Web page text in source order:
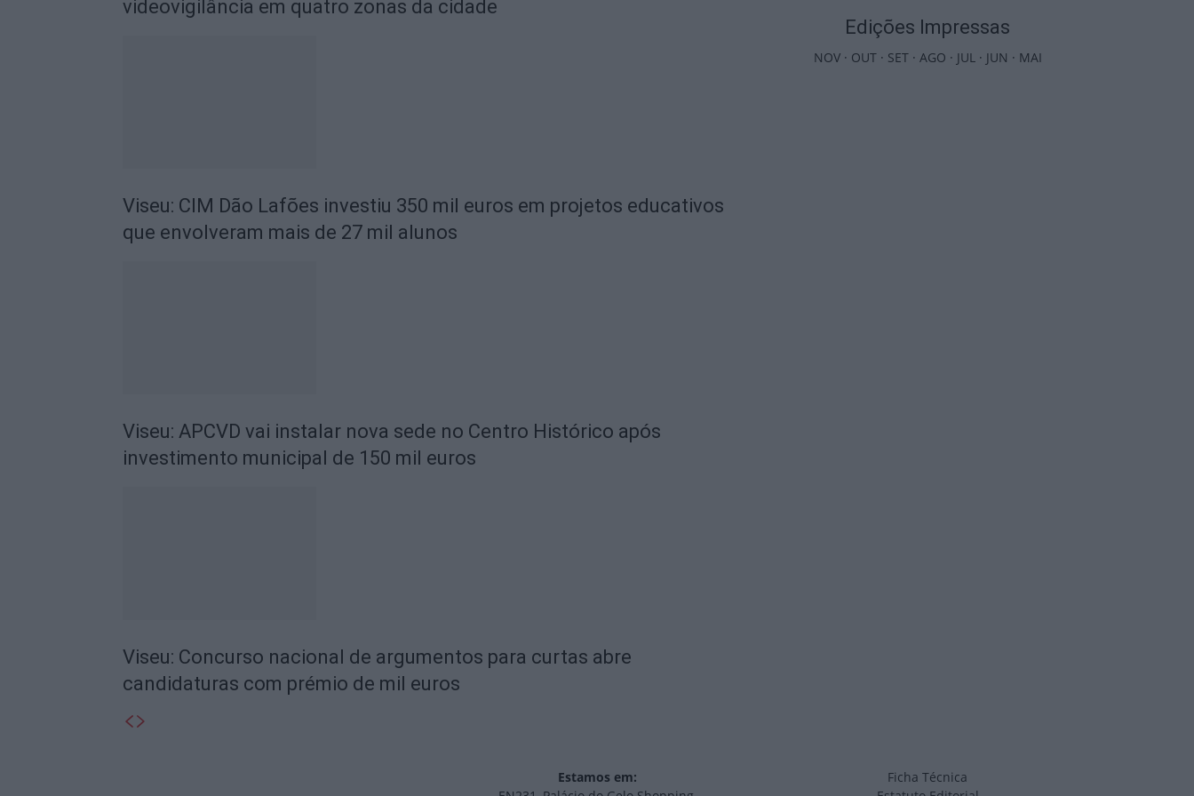
videovigilância em quatro zonas da cidade
Viseu: CIM Dão Lafões investiu 350 mil euros em projetos educativos
que envolveram mais de 27 mil alunos
Viseu: APCVD vai instalar nova sede no Centro Histórico após
investimento municipal de 150 mil euros
Viseu: Concurso nacional de argumentos para curtas abre
candidaturas com prémio de mil euros
Edições Impressas
NOV· OUT· SET· AGO · JUL· JUN · MAI
Estamos em:
Ficha Técnica